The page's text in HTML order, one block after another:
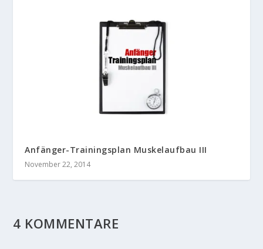
Anfänger-Trainingsplan Muskelaufbau III
November 22, 2014
4 KOMMENTARE